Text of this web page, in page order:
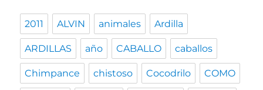
2011 ALVIN animales Ardilla
ARDILLAS año CABALLO caballos
Chimpance chistoso Cocodrilo COMO